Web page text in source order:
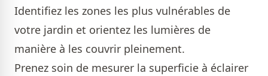
Identifiez les zones les plus vulnérables de
votre jardin et orientez les lumières de
manière à les couvrir pleinement.
Prenez soin de mesurer la superficie à éclairer